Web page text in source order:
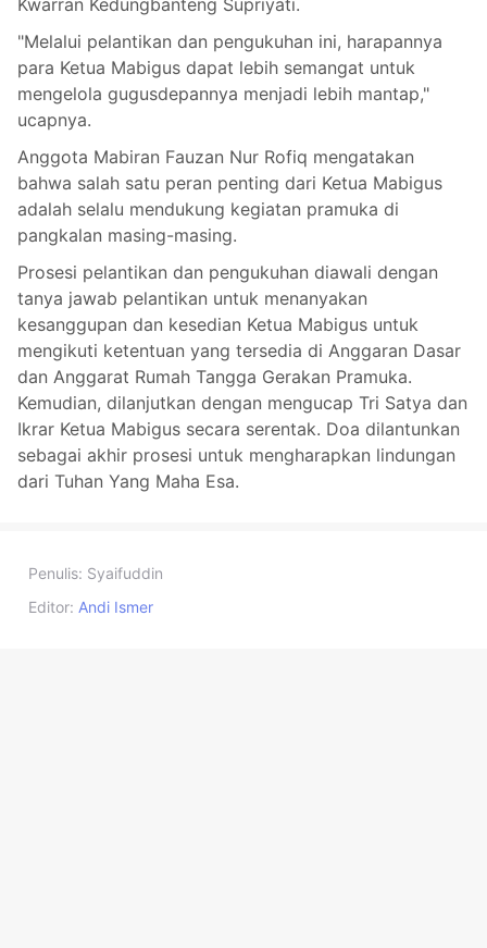
"Melalui pelantikan dan pengukuhan ini, harapannya
para Ketua Mabigus dapat lebih semangat untuk
mengelola gugusdepannya menjadi lebih mantap,"
ucapnya.
Anggota Mabiran Fauzan Nur Rofiq mengatakan
bahwa salah satu peran penting dari Ketua Mabigus
adalah selalu mendukung kegiatan pramuka di
pangkalan masing-masing.
Prosesi pelantikan dan pengukuhan diawali dengan
tanya jawab pelantikan untuk menanyakan
kesanggupan dan kesedian Ketua Mabigus untuk
mengikuti ketentuan yang tersedia di Anggaran Dasar
dan Anggarat Rumah Tangga Gerakan Pramuka.
Kemudian, dilanjutkan dengan mengucap Tri Satya dan
Ikrar Ketua Mabigus secara serentak. Doa dilantunkan
sebagai akhir prosesi untuk mengharapkan lindungan
dari Tuhan Yang Maha Esa.
Penulis: Syaifuddin
Editor: Andi Ismer